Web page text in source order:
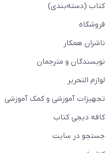
کتاب (دسته‌بندی)
فروشگاه
ناشران همکار
نویسندگان و مترجمان
لوازم التحریر
تجهیزات آموزشی و کمک آموزشی
کافه دیجی کتاب
جستجو در سایت